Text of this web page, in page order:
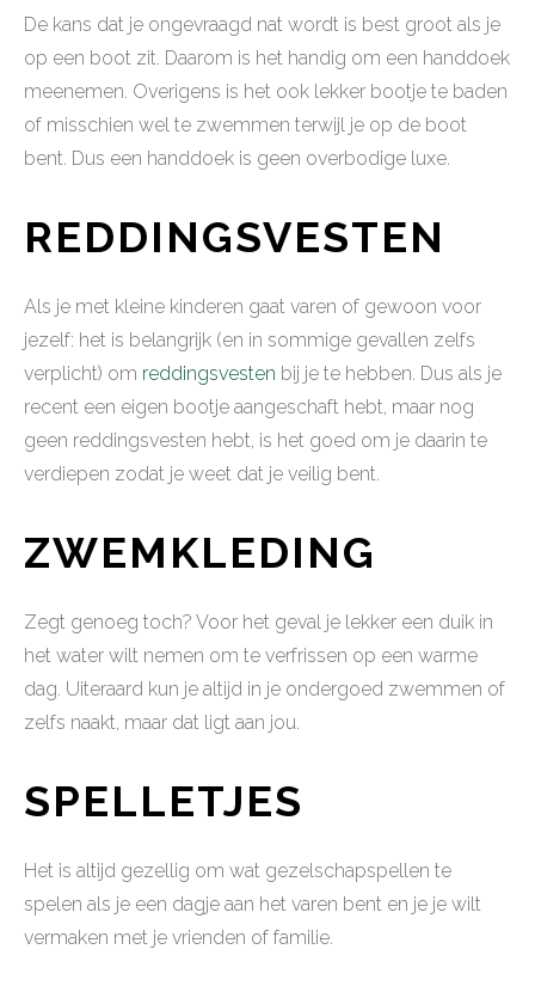
De kans dat je ongevraagd nat wordt is best groot als je
op een boot zit. Daarom is het handig om een handdoek
meenemen. Overigens is het ook lekker bootje te baden
of misschien wel te zwemmen terwijl je op de boot
bent. Dus een handdoek is geen overbodige luxe.
REDDINGSVESTEN
Als je met kleine kinderen gaat varen of gewoon voor
jezelf: het is belangrijk (en in sommige gevallen zelfs
verplicht) om reddingsvesten bij je te hebben. Dus als je
recent een eigen bootje aangeschaft hebt, maar nog
geen reddingsvesten hebt, is het goed om je daarin te
verdiepen zodat je weet dat je veilig bent.
ZWEMKLEDING
Zegt genoeg toch? Voor het geval je lekker een duik in
het water wilt nemen om te verfrissen op een warme
dag. Uiteraard kun je altijd in je ondergoed zwemmen of
zelfs naakt, maar dat ligt aan jou.
SPELLETJES
Het is altijd gezellig om wat gezelschapspellen te
spelen als je een dagje aan het varen bent en je je wilt
vermaken met je vrienden of familie.